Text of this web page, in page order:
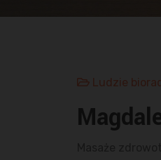
Ludzie